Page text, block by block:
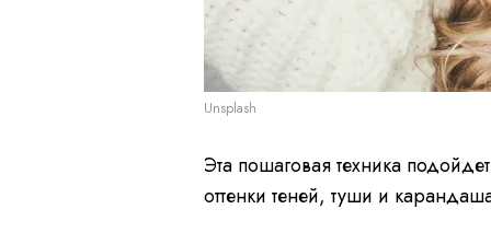
Unsplash
Эта пошаговая техника
оттенки теней, туши и